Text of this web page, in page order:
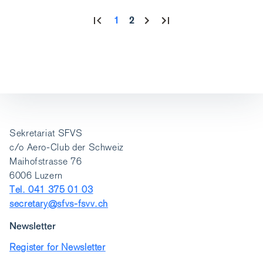
1 2
Sekretariat SFVS
c/o Aero-Club der Schweiz
Maihofstrasse 76
6006 Luzern
Tel. 041 375 01 03
secretary@sfvs-fsvv.ch
Newsletter
Register for Newsletter